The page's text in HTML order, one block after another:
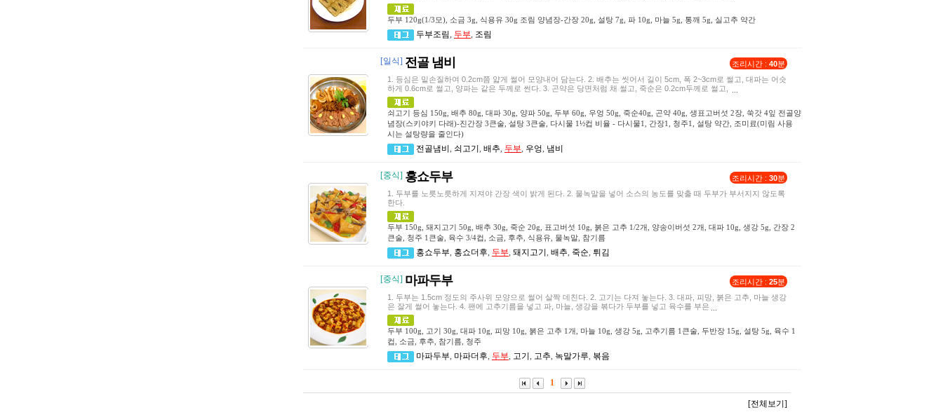
두부 120g(1/3모), 소금 3g, 식용유 30g 조림 양념장-간장 20g, 설탕 7g, 파 10g, 마늘 5g, 통깨 5g, 실고추 약간
두부조림, 두부, 조림
[일식] 전골 냄비 조리시간 : 40분
1. 등심은 밑손질하여 0.2cm쯤 얇게 썰어 모양내어 담는다. 2. 배추는 씻어서 길이 5cm, 폭 2~3cm로 썰고, 대파는 어슷
하게 0.6cm로 썰고, 양파는 같은 두께로 썬다. 3. 곤약은 당면처럼 채 썰고, 죽순은 0.2cm두께로 썰고,
쇠고기 등심 150g, 배추 80g, 대파 30g, 양파 50g, 두부 60g, 우엉 50g, 죽순40g, 곤약 40g, 생표고버섯 2장, 쑥갓 4잎 전골양
념장(스키야키 다래)-진간장 3큰술, 설탕 3큰술, 다시물 1½컵 비율 - 다시물1, 간장1, 청주1, 설탕 약간, 조미료(미림 사용
시는 설탕량을 줄인다)
전골냄비 , 쇠고기 , 배추, 두부, 우엉, 냄비
[중식] 홍쇼두부 조리시간 : 30분
1. 두부를 노릇노릇하게 지져야 간장 색이 밝게 된다. 2. 물녹말을 넣어 소스의 농도를 맞출 때 두부가 부서지지 않도록
한다.
두부 150g, 돼지고기 50g, 배추 30g, 죽순 20g, 표고버섯 10g, 붉은 고추 1/2개, 양송이버섯 2개, 대파 10g, 생강 5g, 간장 2
큰술, 청주 1큰술, 육수 3/4컵, 소금, 후추, 식용유, 물녹말, 참기름
홍쇼두부, 홍쇼더후, 두부, 돼지고기 , 배추, 죽순, 튀김
[중식] 마파두부 조리시간 : 25분
1. 두부는 1.5cm 정도의 주사위 모양으로 썰어 살짝 데친다. 2. 고기는 다져 놓는다. 3. 대파, 피망, 붉은 고추, 마늘 생강
은 잘게 썰어 놓는다. 4. 팬에 고추기름을 넣고 파, 마늘, 생강을 볶다가 두부를 넣고 육수를 부은
두부 100g, 고기 30g, 대파 10g, 피망 10g, 붉은 고추 1개, 마늘 10g, 생강 5g, 고추기름 1큰술, 두반장 15g, 설탕 5g, 육수 1
컵, 소금, 후추, 참기름, 청주
마파두부, 마파더후, 두부, 고기 , 고추, 녹말가루, 볶음
1
[전체보기]